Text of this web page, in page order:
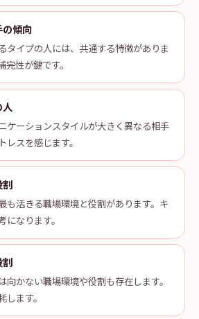
傾向
タイプの人には、共通する特徴がありま
性が鍵です。
ケーションスタイルが大きく異なる相手
レスを感じます。
割
も活きる職場環境と役割があります。キ
になります。
割
向かない職場環境や役割も存在します。
します。